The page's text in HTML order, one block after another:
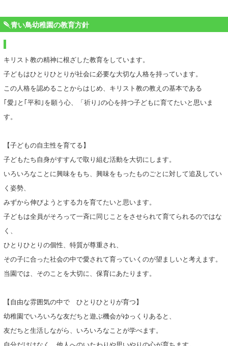
青い鳥幼稚園の教育方針
キリスト教の精神に根ざした教育をしています。
子どもはひとりひとりが社会に必要な大切な人格を持っています。
この人格を認めることからはじめ、キリスト教の教えの基本である
｢愛｣と｢平和｣を願う心、「祈り｣の心を持つ子どもに育てたいと思いま
す。
【子どもの自主性を育てる】
子どもたち自身がすすんで取り組む活動を大切にします。
いろいろなことに興味をもち、興味をもったものごとに対して追及してい
く姿勢、
みずから伸びようとする力を育てたいと思います。
子どもは全員がそろって一斉に同じことをさせられて育てられるのではな
く、
ひとりひとりの個性、特質が尊重され、
その子に合った社会の中で愛されて育っていくのが望ましいと考えます。
当園では、そのことを大切に、保育にあたります。
【自由な雰囲気の中で ひとりひとりが育つ】
幼稚園でいろいろな友だちと遊ぶ機会がゆっくりあると、
友だちと生活しながら、いろいろなことが学べます。